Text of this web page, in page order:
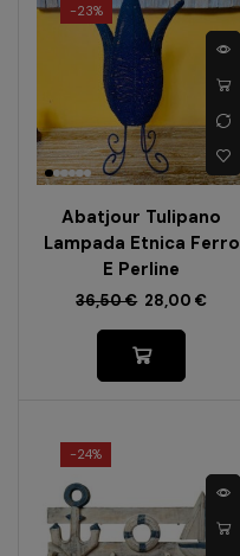
-23%
Abatjour Tulipano
Lampada Etnica Ferro
E Perline
36,50€ 28,00€
-24%